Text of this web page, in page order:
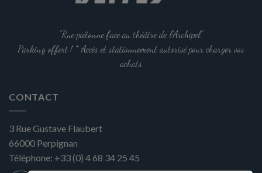
choisies
la
page
du
"Rue piétonne face au théâtre de l'Archipel".
Parking offert ! * Accès et stationnement autorisé pour charger vos
achats
CONTACT
3 Rue Gustave Flaubert
66000 Perpignan
Téléphone: +33 (0) 4 68 34 25 45